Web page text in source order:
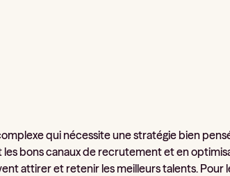
qui nécessite une stratégie bien
bons canaux de recrutement et en
attirer et retenir les meilleurs talents. Pour